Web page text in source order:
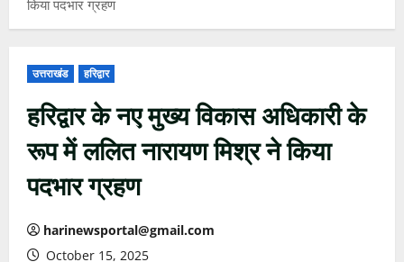
किया पदभार ग्रहण
उत्तराखंड हरिद्वार
हरिद्वार के नए मुख्य विकास अधिकारी के
रूप में ललित नारायण मिश्र ने किया
पदभार ग्रहण
harinewsportal@gmail.com
October 15, 2025